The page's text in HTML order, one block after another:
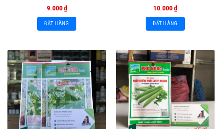
9.000₫
ĐẶT HÀNG
10.000₫
ĐẶT HÀNG